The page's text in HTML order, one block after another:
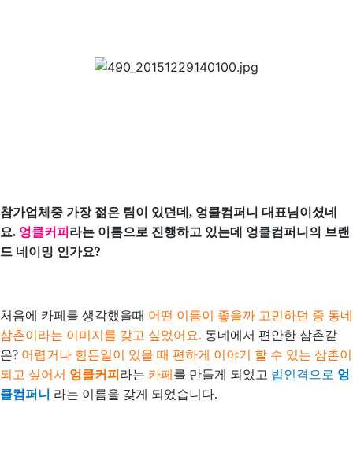
참가업체중 가장 젊은 팀이 있던데, 엉클컴퍼니 대표님이셨네
요. 엉클커피 라는 이름으로 진행하고 있는데 엉클컴퍼니의 브랜
드 네이밍 인가요?
처음에 카페를 생각했을때 어떤 이름이 좋을까 고민하던 중 동네
삼촌이라는 이미지를 갖고 싶었어요. 동네에서 편안한 삼촌같
은? 어렵거나 힘든일이 있을 때 편하게 이야기 할 수 있는 삼촌이
되고 싶어서 엉클커피 라는 카페 를 만들게 되었고 법인격으로 엉
클컴퍼니 라는 이름을 갖게 되었습니다.